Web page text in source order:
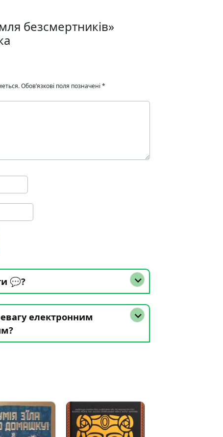
безсмертників»
Обов’язкові поля позначені *
💬?
електронним